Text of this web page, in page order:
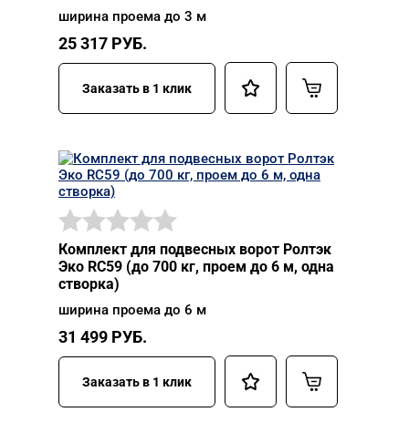
ширина проема до 3 м
25 317 РУБ.
Заказать в 1 клик
Комплект для подвесных ворот Ролтэк
Эко RC59 (до 700 кг, проем до 6 м, одна
створка)
ширина проема до 6 м
31 499 РУБ.
Заказать в 1 клик